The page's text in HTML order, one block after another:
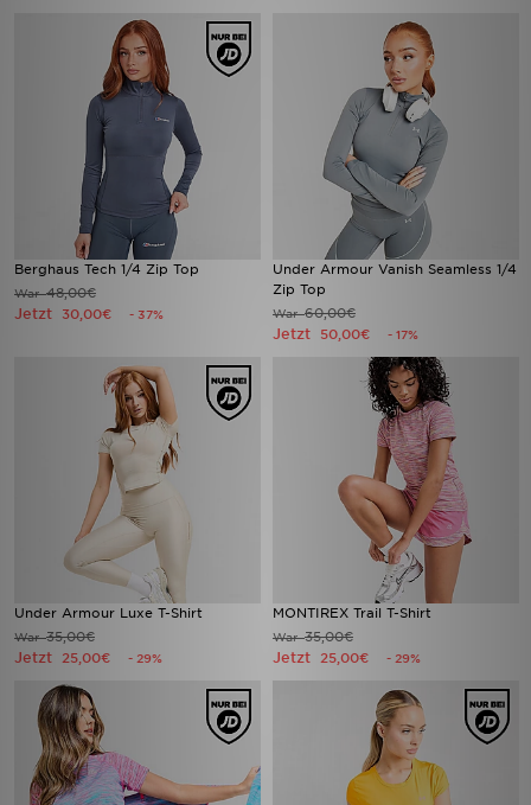
Berghaus Tech 1/4 Zip Top
War48,00€
Jetzt 30,00€ - 37%
Under Armour Vanish Seamless 1/4
Zip Top
War60,00€
Jetzt 50,00€ - 17%
Under Armour Luxe T-Shirt
War35,00€
Jetzt 25,00€ - 29%
MONTIREX Trail T-Shirt
War35,00€
Jetzt 25,00€ - 29%